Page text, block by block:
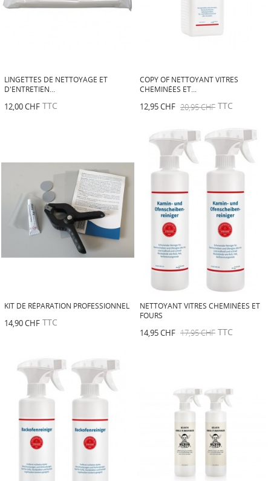
LINGETTES DE NETTOYAGE ET
D'ENTRETIEN...
12,00 CHF TTC
COPY OF NETTOYANT VITRES
CHEMINÉES ET...
12,95 CHF 20,95 CHF TTC
KIT DE RÉPARATION PROFESSIONNEL
14,90 CHF TTC
NETTOYANT VITRES CHEMINÉES ET
FOURS
14,95 CHF 17,95 CHF TTC